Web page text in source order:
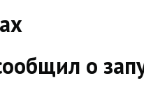
о